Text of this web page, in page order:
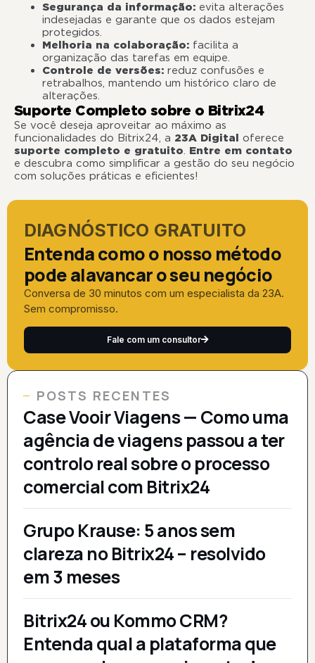
Segurança da informação: evita alterações
indesejadas e garante que os dados estejam
protegidos.
Melhoria na colaboração: facilita a
organização das tarefas em equipe.
Controle de versões: reduz confusões e
retrabalhos, mantendo um histórico claro de
alterações.
Suporte Completo sobre o Bitrix24
Se você deseja aproveitar ao máximo as
funcionalidades do Bitrix24, a 23A Digital
oferece
suporte completo e gratuito. Entre em contato
e descubra como simplificar a gestão do seu negócio
com soluções práticas e eficientes!
DIAGNÓSTICO GRATUITO
Entenda como o nosso método
pode alavancar o seu negócio
Conversa de 30 minutos com um especialista da 23A.
Sem compromisso.
Fale com um consultor
POSTS RECENTES
Case Vooir Viagens — Como uma
agência de viagens passou a ter
controlo real sobre o processo
comercial com Bitrix24
Grupo Krause: 5 anos sem
clareza no Bitrix24 – resolvido
em 3 meses
Bitrix24 ou Kommo CRM?
Entenda qual a plataforma que